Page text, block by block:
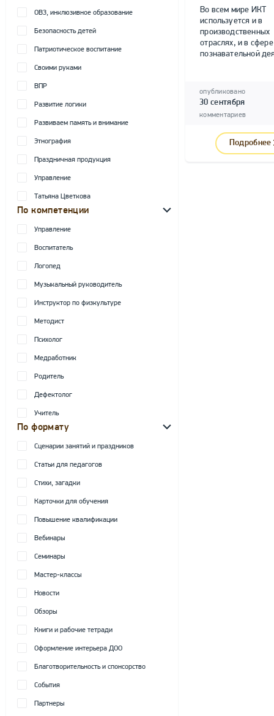
ОВЗ, инклюзивное образование
Безопасность детей
Патриотическое воспитание
Своими руками
ВПР
Развитие логики
Развиваем память и внимание
Этнография
Праздничная продукция
Управление
Татьяна Цветкова
По компетенции
Управление
Воспитатель
Логопед
Музыкальный руководитель
Инструктор по физкультуре
Методист
Психолог
Медработник
Родитель
Дефектолог
Учитель
По формату
Сценарии занятий и праздников
Статьи для педагогов
Стихи, загадки
Карточки для обучения
Повышение квалификации
Вебинары
Семинары
Мастер-классы
Новости
Обзоры
Книги и рабочие тетради
Оформление интерьера ДОО
Благотворительность и спонсорство
События
Партнеры
Во всем мире ИКТ
используется и в
производственных
отраслях, и в сфере
познавательной
опубликовано
30 сентября
комментариев
Подробнее